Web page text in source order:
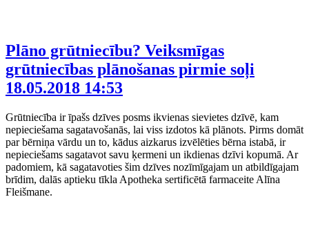
Plāno grūtniecību? Veiksmīgas
grūtniecības plānošanas pirmie soļi
18.05.2018 14:53
Grūtniecība ir īpašs dzīves posms ikvienas sievietes dzīvē, kam
nepieciešama sagatavošanās, lai viss izdotos kā plānots. Pirms domāt
par bērniņa vārdu un to, kādus aizkarus izvēlēties bērna istabā, ir
nepieciešams sagatavot savu ķermeni un ikdienas dzīvi kopumā. Ar
padomiem, kā sagatavoties šim dzīves nozīmīgajam un atbildīgajam
brīdim, dalās aptieku tīkla Apotheka sertificētā farmaceite Alīna
Fleišmane.